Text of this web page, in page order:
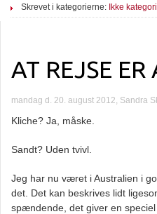
Skrevet i kategorierne: Ikke
AT REJSE ER
mandag d. 20. august 2012, Sandra
Kliche? Ja, måske.
Sandt? Uden tvivl.
Jeg har nu været i Australien i
det. Det kan beskrives lidt
spændende, det giver en